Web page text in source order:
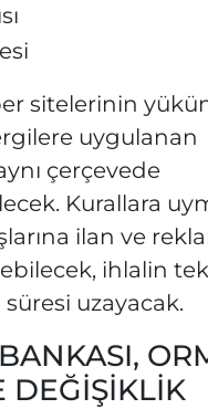
sitelerinin
uygulanan
çerçevede
Kurallara
ilan ve
ihlalin
uzayacak.
DEĞİŞİKLİK